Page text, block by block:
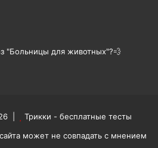
"Больницы для животных"?💨
|
Трикки - бесплатные тесты
может не совпадать с мнением